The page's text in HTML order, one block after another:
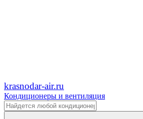
krasnodar-air.ru
Кондиционеры и вентиляция